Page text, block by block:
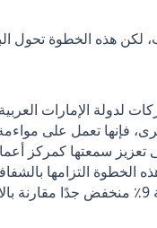
لكن هذه الخطوة تحول
الإمارات العربية
فإنها تعمل على مواءمة
تعزيز سمعتها كمركز
الخطوة التزامها
العالمية. ومن الجدير بالذكر أيضًا أن معدل